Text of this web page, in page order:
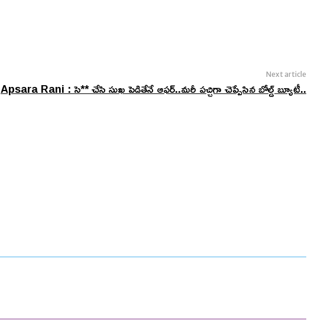
Next article
Apsara Rani : సె** చేసి సుఖ పెడితేనే ఆఫర్..మరీ పచ్చిగా చెప్పేసిన బోల్డ్ బ్యూటీ..